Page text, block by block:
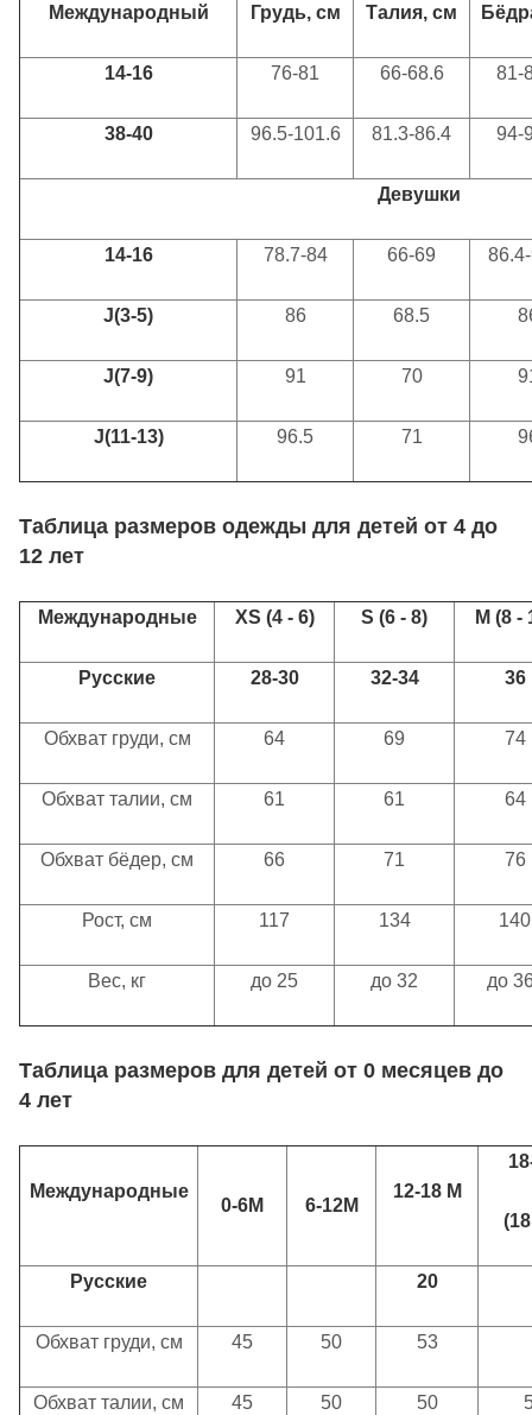
Международный Грудь, см Талия, см
14-16 76-81 66-68.6 81-
38-40 96.5-101.6 81.3-86.4 94-
Девушки
14-16 78.7-84 66-69
J(3-5) 86 68.5
J(7-9) 91 70
J(11-13) 96.5 71
Таблица размеров одежды для детей от 4 до
12 лет
Международные XS (4 - 6) S (6 - 8) M (8 -
Русские 28-30 32-34 36
Обхват груди, см 64 69 74
Обхват талии, см 61 61 64
Обхват бёдер, см 66 71 76
Рост, см 117 134 140
Вес, кг до 25 до 32 до
Таблица размеров для детей от 0 месяцев до
4 лет
Международные
0-6M 6-12M
12-18 М
Русские 20
Обхват груди, см 45 50 53
Обхват талии, см 45 50 50